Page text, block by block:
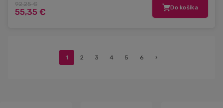
92,25 €
55,35 € Do košíka
1 2 3 4 5 6 ›